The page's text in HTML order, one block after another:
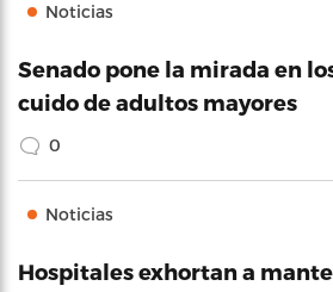
Noticias
Senado pone la mirada en
cuido de adultos mayores
0
Noticias
Hospitales exhortan a